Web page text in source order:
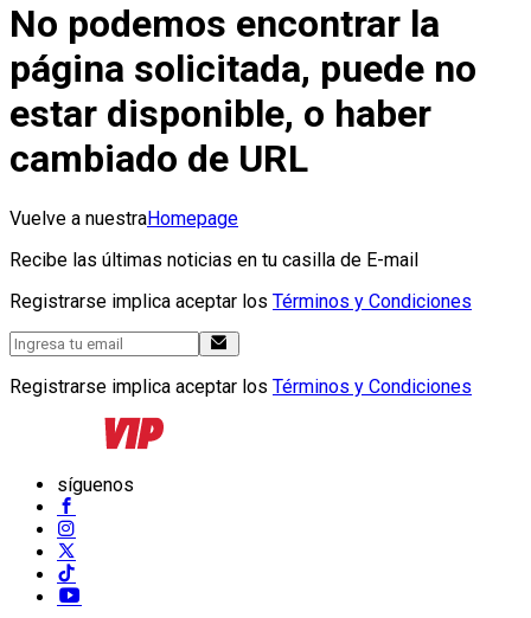
No podemos encontrar la
página solicitada, puede no
estar disponible, o haber
cambiado de URL
Vuelve a nuestraHomepage
Recibe las últimas noticias en tu casilla de E-mail
Registrarse implica aceptar los Términos y Condiciones
Registrarse implica aceptar los Términos y Condiciones
síguenos